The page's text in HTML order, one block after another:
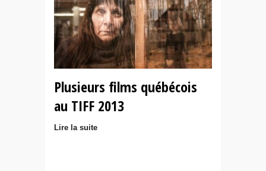
Plusieurs films québécois
au TIFF 2013
Lire la suite